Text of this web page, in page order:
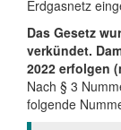
Erdgasnetz
Das Gesetz
verkündet.
2022 erfolgen
Nach § 3
folgende